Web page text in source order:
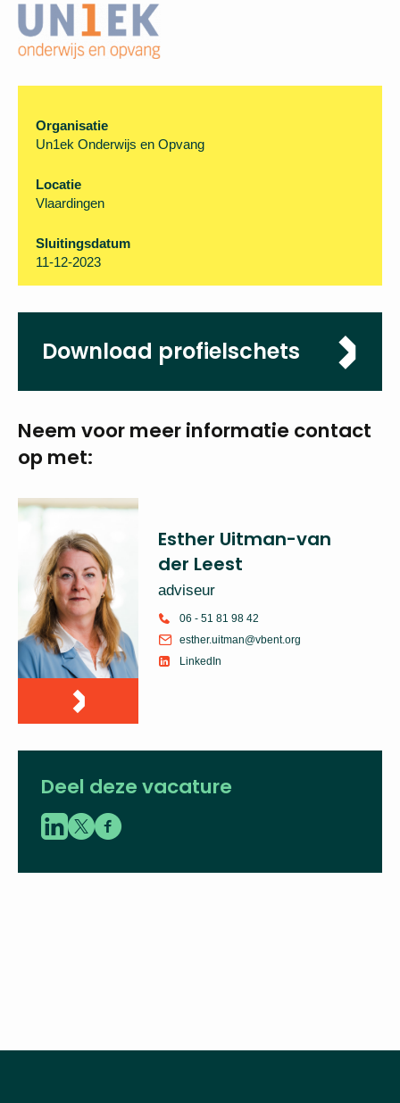
Organisatie
Un1ek Onderwijs en Opvang
Locatie
Vlaardingen
Sluitingsdatum
11-12-2023
Download profielschets
Neem voor meerinformatie contact
op met:
Esther Uitman-van
der Leest
adviseur
06 - 51 81 98 42
esther.uitman@vbent.org
LinkedIn
Deel deze vacature